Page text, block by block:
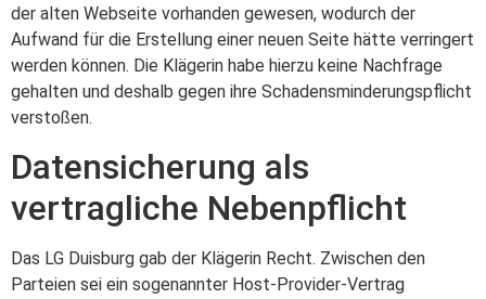
der alten Webseite vorhanden gewesen, wodurch der
Aufwand für die Erstellung einer neuen Seite hätte verringert
werden können. Die Klägerin habe hierzu keine Nachfrage
gehalten und deshalb gegen ihre Schadensminderungspflicht
verstoßen.
Datensicherung als
vertragliche Nebenpflicht
Das LG Duisburg gab der Klägerin Recht. Zwischen den
Parteien sei ein sogenannter Host-Provider-Vertrag